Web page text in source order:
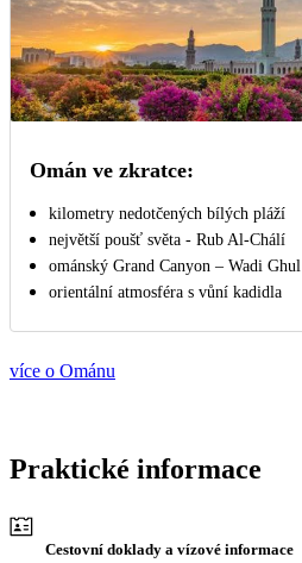
Omán ve zkratce:
kilometry nedotčených bílých pláží
největší poušť světa - Rub Al-Chálí
ománský Grand Canyon – Wadi Ghul
orientální atmosféra s vůní kadidla
více o Ománu
Praktické informace
Cestovní doklady a vízové informace